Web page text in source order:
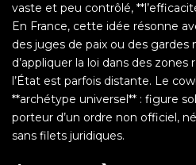
vaste et peu contrôlé,
En France, cette idée résonne
des juges de paix ou des gardes
d’appliquer la loi dans des
l’État est parfois distante. Le
**archétype universel** : figure
porteur d’un ordre non officiel,
sans filets juridiques.